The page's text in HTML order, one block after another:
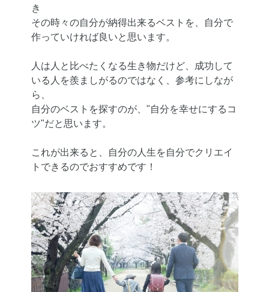
き
その時々の自分が納得出来るベストを、自分で
作っていければ良いと思います。
人は人と比べたくなる生き物だけど、成功して
いる人を羨ましがるのではなく、参考にしなが
ら、
自分のベストを探すのが、"自分を幸せにするコ
ツ"だと思います。
これが出来ると、自分の人生を自分でクリエイ
トできるのでおすすめです！